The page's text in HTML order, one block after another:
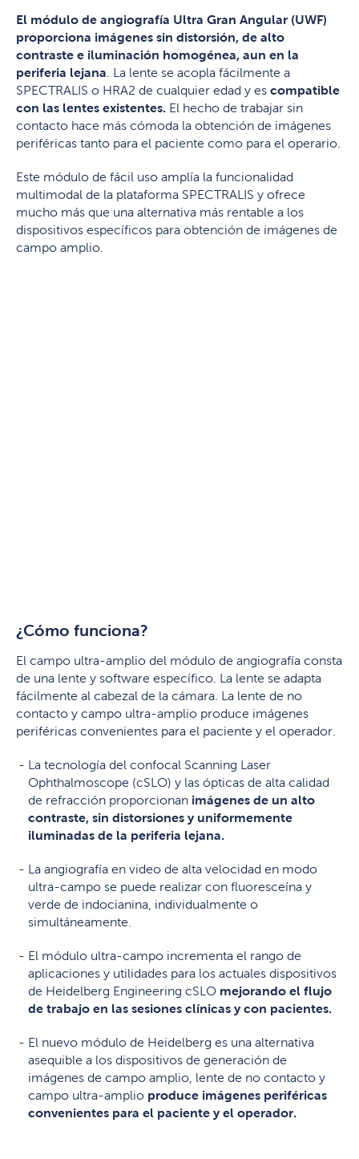
El módulo de angiografía Ultra Gran Angular (UWF)
proporciona imágenes sin distorsión, de alto
contraste e iluminación homogénea, aun en la
periferia lejana . La lente se acopla fácilmente a
SPECTRALIS o HRA2 de cualquier edad y es compatible
con las lentes existentes. El hecho de trabajar sin
contacto hace más cómoda la obtención de imágenes
periféricas tanto para el paciente como para el operario.
Este módulo de fácil uso amplía la funcionalidad
multimodal de la plataforma SPECTRALIS y ofrece
mucho más que una alternativa más rentable a los
dispositivos específicos para obtención de imágenes de
campo amplio.
¿Cómo funciona?
El campo ultra-amplio del módulo de angiografía consta
de una lente y software específico. La lente se adapta
fácilmente al cabezal de la cámara. La lente de no
contacto y campo ultra-amplio produce imágenes
periféricas convenientes para el paciente y el operador.
La tecnología del confocal Scanning Laser
Ophthalmoscope (cSLO) y las ópticas de alta calidad
de refracción proporcionan imágenes de un alto
contraste, sin distorsiones y uniformemente
iluminadas de la periferia lejana.
La angiografía en video de alta velocidad en modo
ultra-campo se puede realizar con fluoresceína y
verde de indocianina, individualmente o
simultáneamente.
El módulo ultra-campo incrementa el rango de
aplicaciones y utilidades para los actuales dispositivos
de Heidelberg Engineering cSLO mejorando el flujo
de trabajo en las sesiones clínicas y con pacientes.
El nuevo módulo de Heidelberg es una alternativa
asequible a los dispositivos de generación de
imágenes de campo amplio, lente de no contacto y
campo ultra-amplio produce imágenes periféricas
convenientes para el paciente y el operador.